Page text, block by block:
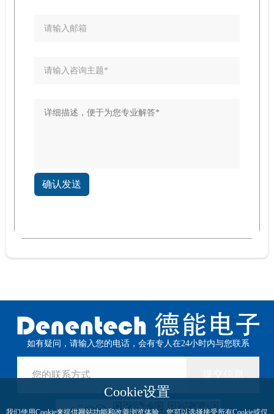
Cookie设置
我们使用Cookie来提供网站功能和改善浏览体验。您可以选择接受所有Cookie或仅
确认发送
如有疑问，请输入您的电话，会有专人在24小时内与您联系